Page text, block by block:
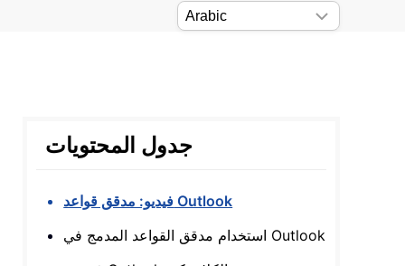
جدول المحتويات
فيديو: مدقق قواعد Outlook
استخدام مدقق القواعد المدمج في Outlook